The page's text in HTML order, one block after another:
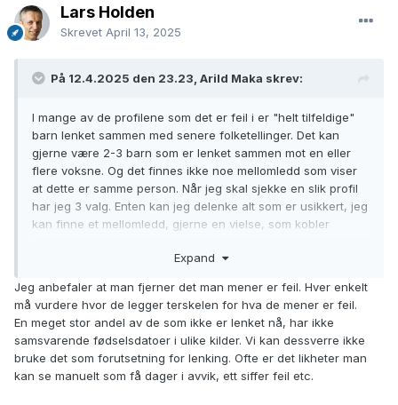
Lars Holden
Skrevet April 13, 2025
På 12.4.2025 den 23.23, Arild Maka skrev:
I mange av de profilene som det er feil i er "helt tilfeldige"
barn lenket sammen med senere folketellinger. Det kan
gjerne være 2-3 barn som er lenket sammen mot en eller
flere voksne. Og det finnes ikke noe mellomledd som viser
at dette er samme person. Når jeg skal sjekke en slik profil
har jeg 3 valg. Enten kan jeg delenke alt som er usikkert, jeg
kan finne et mellomledd, gjerne en vielse, som kobler
forekomst/kilde som gir feil, f. eks. en folketelling, og
I mange tilfeller er det forskjellig f. dato ifm dåpen og f. dato
den voksne personen har i folketellingen den er linket til. Så
for meg ser lenkingen ut til å være alt for tilfeldig. Det virker
også som en tar en profil med 5-6 kilder og linker sammen
med en annen profil, og plutselig er det dobbelt av både
Expand
Jeg anbefaler at man fjerner det man mener er feil. Hver enkelt
må vurdere hvor de legger terskelen for hva de mener er feil.
En meget stor andel av de som ikke er lenket nå, har ikke
samsvarende fødselsdatoer i ulike kilder. Vi kan dessverre ikke
bruke det som forutsetning for lenking. Ofte er det likheter man
kan se manuelt som få dager i avvik, ett siffer feil etc.